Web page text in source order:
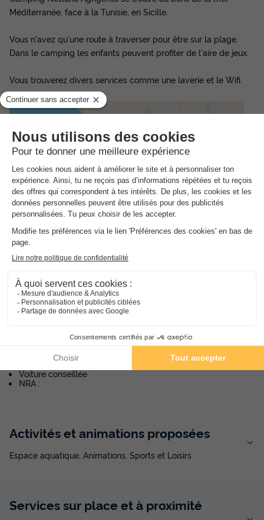
Méditerranée, face à la Tunisie, en Sicille.
Vous n'avez qu'une route à traverser pour être sur la plage.
Dans le camping les enfants peuvent profiter de l'aire de jeux.
Vous trouverez divers services comme une laverie et le Wifi.
Adresse
Via Lacco Ameno, 3, 92100 Agrigento AG, Italie - 92100
Informations générales
Date et heures d’ouverture
Informations pratiques
Voiture conseillée
NRA :
Activités et animations proposées
Espace aquatique, Animations, Sports et Loisirs
Services sur place et à proximité